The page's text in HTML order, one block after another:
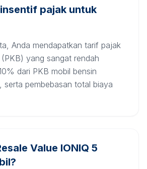
pajak untuk
Anda mendapatkan tarif pajak
yang sangat rendah
dari PKB mobil bensin
serta pembebasan total biaya
Value IONIQ 5